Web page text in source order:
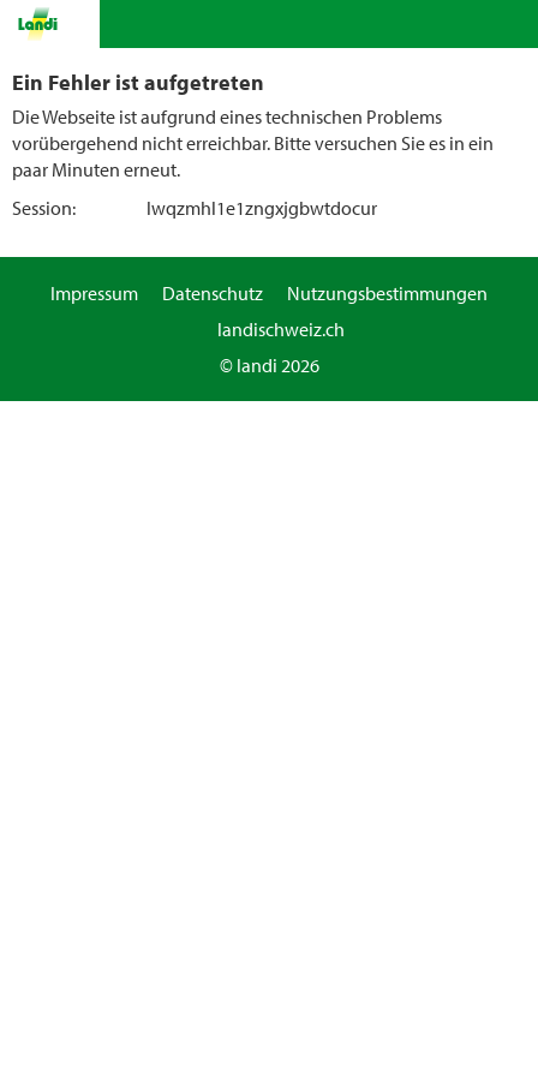
Ein Fehler ist aufgetreten
Die Webseite ist aufgrund eines technischen Problems
vorübergehend nicht erreichbar. Bitte versuchen Sie es in ein
paar Minuten erneut.
Session:
lwqzmhl1e1zngxjgbwtdocur
Impressum Datenschutz
Nutzungsbestimmungen
landischweiz.ch
© landi 2026